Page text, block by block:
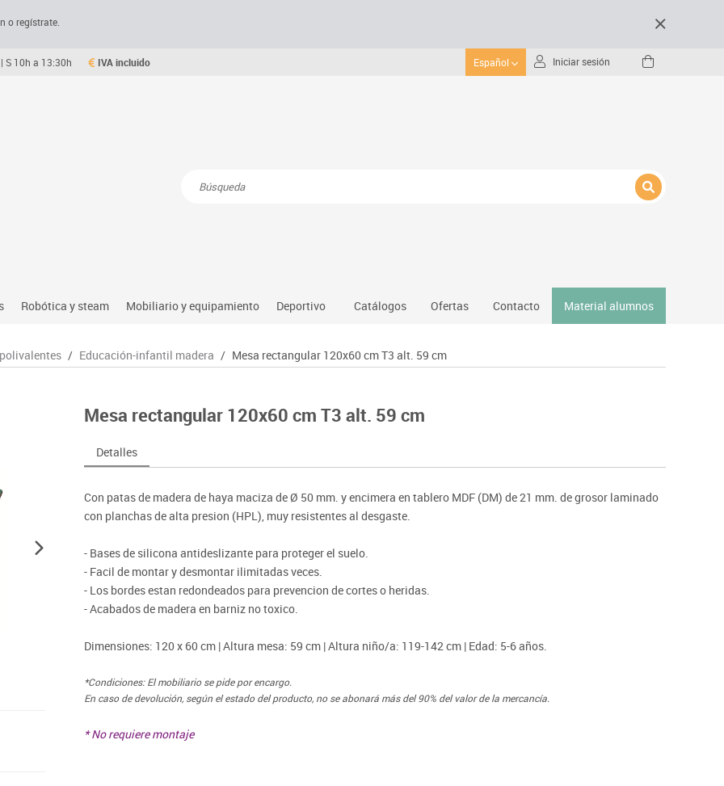
o regístrate.
S 10h a 13:30h IVA incluido Español Iniciar sesión
natural, social y cultural
Ordenadores y tablets
Soportes
Videoproyección
Robótica y steam
Robótica educativa
Mobiliario y equipamiento
Mesas comedor plegables y desplegables
Mobiliario oficina y despacho
Mesas escolares, abatibles y polivalentes
Percheros, baldas y taquillas
Deportivo
Deportes alternativos
Balones y pelotas
Entrenamiento
Foam
Gimnasio
Deportes raqueta
Gimnasia rítmica
Catálogos Ofertas Contacto Material alumnos
/ Educación-infantil madera / Mesa rectangular 120x60 cm T3 alt. 59 cm
Mesa rectangular 120x60 cm T3 alt. 59 cm
Detalles
Con patas de madera de haya maciza de Ø 50 mm. y encimera en tablero MDF (DM) de 21 mm. de grosor laminado
con planchas de alta presion (HPL), muy resistentes al desgaste.
- Bases de silicona antideslizante para proteger el suelo.
- Facil de montar y desmontar ilimitadas veces.
- Los bordes estan redondeados para prevencion de cortes o heridas.
- Acabados de madera en barniz no toxico.
Dimensiones: 120 x 60 cm | Altura mesa: 59 cm | Altura niño/a: 119-142 cm | Edad: 5-6 años.
*Condiciones: El mobiliario se pide por encargo.
En caso de devolución, según el estado del producto, no se abonará más del 90% del valor de la mercancía.
* No requiere montaje